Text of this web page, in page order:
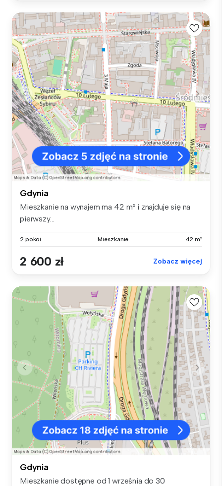
Gdynia
Mieszkanie na wynajem ma 42 m² i znajduje się na
pierwszy...
2 pokoi Mieszkanie 42 m²
2 600 zł Zobacz więcej
Gdynia
Mieszkanie dostępne od 1 września do 30